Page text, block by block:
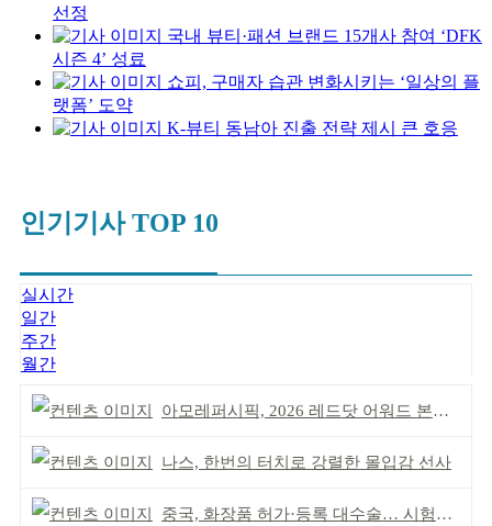
선정
국내 뷰티·패션 브랜드 15개사 참여 ‘DFK
시즌 4’ 성료
쇼피, 구매자 습관 변화시키는 ‘일상의 플
랫폼’ 도약
K-뷰티 동남아 진출 전략 제시 큰 호응
인기기사 TOP 10
실시간
일간
주간
월간
아모레퍼시픽, 2026 레드닷 어워드 본상 2개 수상
나스, 한번의 터치로 강렬한 몰입감 선사
중국, 화장품 허가·등록 대수술… 시험자료 공용 허용